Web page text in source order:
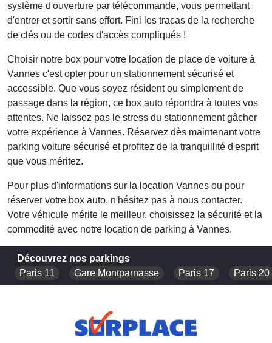
système d'ouverture par télécommande, vous permettant
d'entrer et sortir sans effort. Fini les tracas de la recherche
de clés ou de codes d'accès compliqués !
Choisir notre box pour votre location de place de voiture à
Vannes c'est opter pour un stationnement sécurisé et
accessible. Que vous soyez résident ou simplement de
passage dans la région, ce box auto répondra à toutes vos
attentes. Ne laissez pas le stress du stationnement gâcher
votre expérience à Vannes. Réservez dès maintenant votre
parking voiture sécurisé et profitez de la tranquillité d'esprit
que vous méritez.
Pour plus d'informations sur la location Vannes ou pour
réserver votre box auto, n'hésitez pas à nous contacter.
Votre véhicule mérite le meilleur, choisissez la sécurité et la
commodité avec notre location de parking à Vannes.
Découvrez nos parkings
Paris 11
Gare Montparnasse Paris 17 Paris 20